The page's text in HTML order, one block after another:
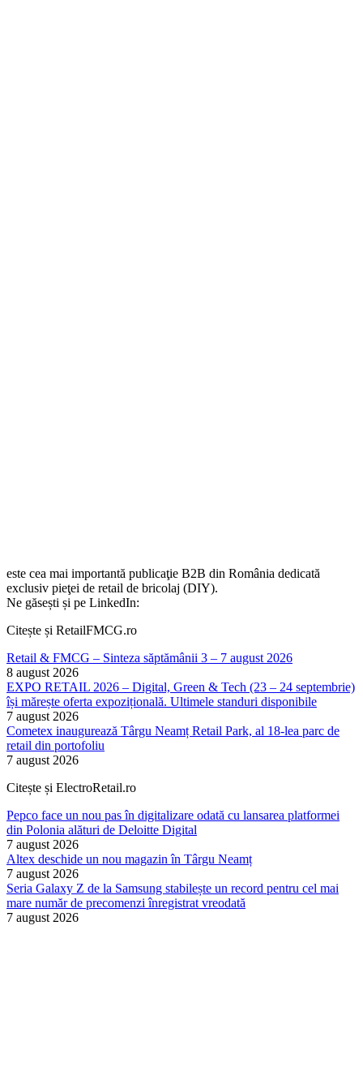
este cea mai importantă publicaţie B2B din România dedicată
exclusiv pieţei de retail de bricolaj (DIY).
Ne găsești și pe LinkedIn:
Citește și RetailFMCG.ro
Retail & FMCG – Sinteza săptămânii 3 – 7 august 2026
8 august 2026
EXPO RETAIL 2026 – Digital, Green & Tech (23 – 24 septembrie)
își mărește oferta expozițională. Ultimele standuri disponibile
7 august 2026
Cometex inaugurează Târgu Neamț Retail Park, al 18-lea parc de
retail din portofoliu
7 august 2026
Citește și ElectroRetail.ro
Pepco face un nou pas în digitalizare odată cu lansarea platformei
din Polonia alături de Deloitte Digital
7 august 2026
Altex deschide un nou magazin în Târgu Neamț
7 august 2026
Seria Galaxy Z de la Samsung stabilește un record pentru cel mai
mare număr de precomenzi înregistrat vreodată
7 august 2026